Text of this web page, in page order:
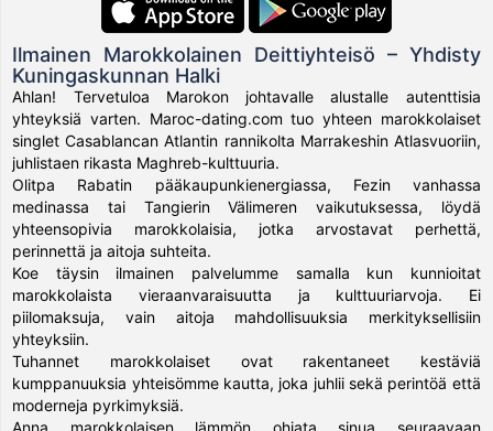
Ilmainen Marokkolainen Deittiyhteisö – Yhdisty
Kuningaskunnan Halki
Ahlan! Tervetuloa Marokon johtavalle alustalle autenttisia
yhteyksiä varten. Maroc-dating.com tuo yhteen marokkolaiset
singlet Casablancan Atlantin rannikolta Marrakeshin Atlasvuoriin,
juhlistaen rikasta Maghreb-kulttuuria.
Olitpa Rabatin pääkaupunkienergiassa, Fezin vanhassa
medinassa tai Tangierin Välimeren vaikutuksessa, löydä
yhteensopivia marokkolaisia, jotka arvostavat perhettä,
perinnettä ja aitoja suhteita.
Koe täysin ilmainen palvelumme samalla kun kunnioitat
marokkolaista vieraanvaraisuutta ja kulttuuriarvoja. Ei
piilomaksuja, vain aitoja mahdollisuuksia merkityksellisiin
yhteyksiin.
Tuhannet marokkolaiset ovat rakentaneet kestäviä
kumppanuuksia yhteisömme kautta, joka juhlii sekä perintöä että
moderneja pyrkimyksiä.
Anna marokkolaisen lämmön ohjata sinua seuraavaan